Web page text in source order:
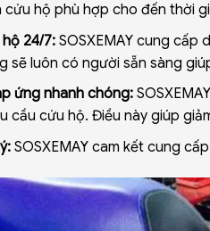
hộ phù hợp cho đến thời
24/7:SOSXEMAY cung cấp
sẽ luôn có người sẵn sàng
ứng nhanh chóng:
cầu cứu hộ. Điều này giúp
SOSXEMAY cam kết cung